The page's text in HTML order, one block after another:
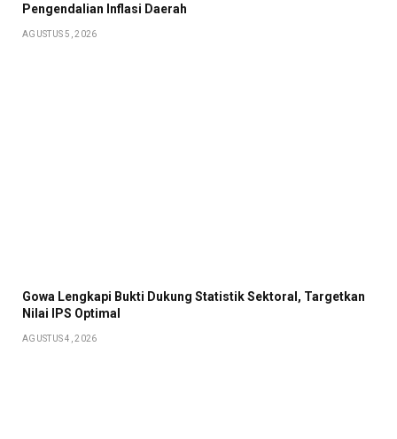
Pengendalian Inflasi Daerah
AGUSTUS 5, 2026
Gowa Lengkapi Bukti Dukung Statistik Sektoral, Targetkan
Nilai IPS Optimal
AGUSTUS 4, 2026